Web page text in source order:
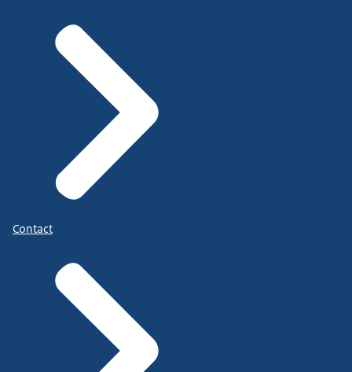
Contact